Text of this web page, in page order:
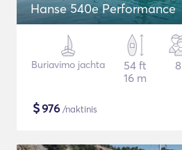
Hanse 540e Performance
Buriavimo jachta
54 ft
16 m
8
$976 /naktinis